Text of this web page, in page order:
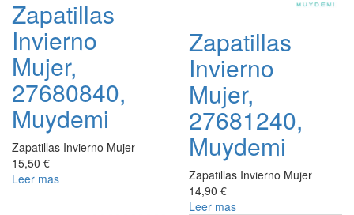
Zapatillas
Invierno
Mujer,
27680840,
Muydemi
Zapatillas Invierno Mujer
15,50 €
Leer mas
Zapatillas
Invierno
Mujer,
27681240,
Muydemi
Zapatillas Invierno Mujer
14,90 €
Leer mas